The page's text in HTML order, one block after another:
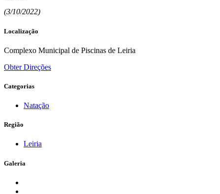
(3/10/2022)
Localização
Complexo Municipal de Piscinas de Leiria
Obter Direções
Categorias
Natação
Região
Leiria
Galeria